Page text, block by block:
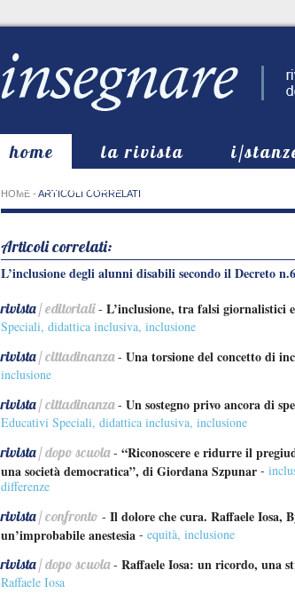
home la rivista i/
in evidenza
HOME - ARTICOLI CORRELATI
Articoli correlati:
L’inclusione degli alunni disabili secondo il Decreto
rivista/ editoriali- L’inclusione, tra falsi giornalistici
Speciali, didattica inclusiva, inclusione
rivista/ cittadinanza- Una torsione del concetto di
inclusione
rivista/ cittadinanza- Un sostegno privo ancora di
Educativi Speciali, didattica inclusiva, inclusione
rivista/ dopo scuola- “Riconoscere e ridurre il
una società democratica”, di Giordana Szpunar -
differenze
rivista/ confronto - Il dolore che cura. Raffaele Iosa,
un’improbabile anestesia - equità, inclusione
rivista/ dopo scuola- Raffaele Iosa: un ricordo, una
Raffaele Iosa